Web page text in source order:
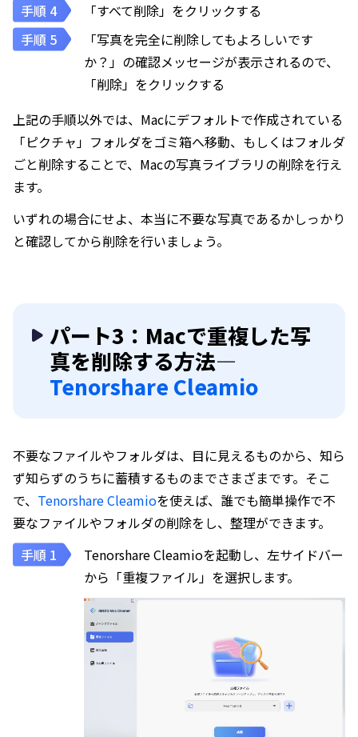
「すべて削除」をクリックする
「写真を完全に削除してもよろしいです
か？」の確認メッセージが表示されるので、
「削除」をクリックする
上記の手順以外では、Macにデフォルトで作成されている
「ピクチャ」フォルダをゴミ箱へ移動、もしくはフォルダ
ごと削除することで、Macの写真ライブラリの削除を行え
ます。
いずれの場合にせよ、本当に不要な写真であるかしっかり
と確認してから削除を行いましょう。
パート3：Macで重複した写
真を削除する方法—
Tenorshare Cleamio
不要なファイルやフォルダは、目に見えるものから、知ら
ず知らずのうちに蓄積するものまでさまざまです。そこ
で、 Tenorshare Cleamioを使えば、誰でも簡単操作で不
要なファイルやフォルダの削除をし、整理ができます。
Tenorshare Cleamioを起動し、左サイドバー
から「重複ファイル」を選択します。